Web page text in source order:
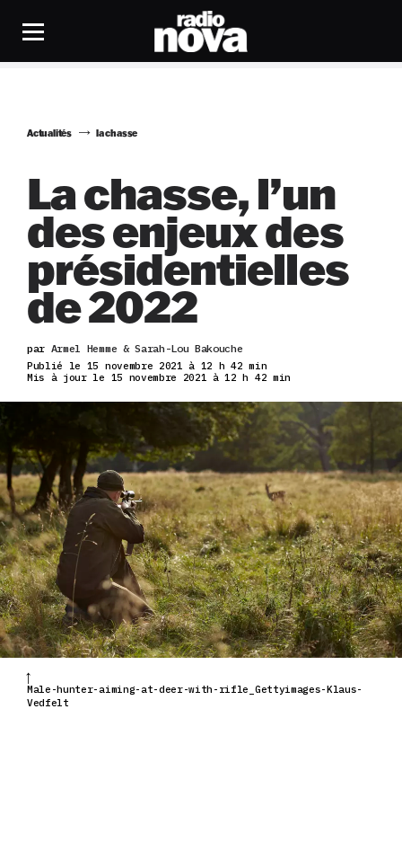
Actualités la chasse
La chasse, l’un
des enjeux des
présidentielles
de 2022
par Armel Hemme & Sarah-Lou Bakouche
Publié le 15 novembre 2021 à 12 h 42 min
Mis à jour le 15 novembre 2021 à 12 h 42 min
Male-hunter-aiming-at-deer-with-rifle_Gettyimages-Klaus-
Vedfelt